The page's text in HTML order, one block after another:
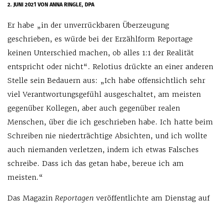
2. JUNI 2021VON ANNA RINGLE, DPA
Er habe „in der unverrückbaren Überzeugung
geschrieben, es würde bei der Erzählform Reportage
keinen Unterschied machen, ob alles 1:1 der Realität
entspricht oder nicht“. Relotius drückte an einer anderen
Stelle sein Bedauern aus: „Ich habe offensichtlich sehr
viel Verantwortungsgefühl ausgeschaltet, am meisten
gegenüber Kollegen, aber auch gegenüber realen
Menschen, über die ich geschrieben habe. Ich hatte beim
Schreiben nie niederträchtige Absichten, und ich wollte
auch niemanden verletzen, indem ich etwas Falsches
schreibe. Dass ich das getan habe, bereue ich am
meisten.“
Das Magazin Reportagen veröffentlichte am Dienstag auf